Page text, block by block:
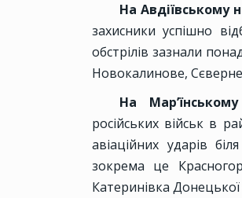
На Авдіївському
захисники успішно
обстрілів зазнали
Новокалинове,
На
російських військ в
авіаційних ударів
зокрема це
Катеринівка Донецької